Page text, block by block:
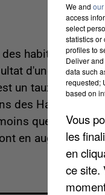
des habitants
d'une étude
un taux
des Hauts-de-
que les 60%
en
We and
access
select
statistics or
profiles to
Deliver
data such
requested;
based on
Vous
les
en
ce site.